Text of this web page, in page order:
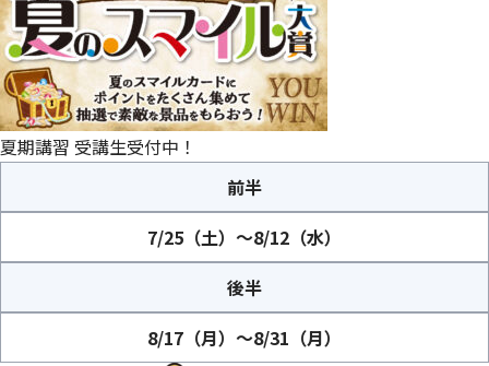
夏期講習 受講生受付中！
前半
7/25（土）～8/12（水）
後半
8/17（月）～8/31（月）